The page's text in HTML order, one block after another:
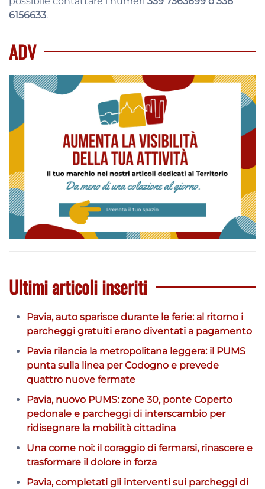
6156633.
ADV
Ultimi articoli inseriti
Pavia, auto sparisce durante le ferie: al ritorno i
parcheggi gratuiti erano diventati a pagamento
Pavia rilancia la metropolitana leggera: il PUMS
punta sulla linea per Codogno e prevede
quattro nuove fermate
Pavia, nuovo PUMS: zone 30, ponte Coperto
pedonale e parcheggi di interscambio per
ridisegnare la mobilità cittadina
Una come noi: il coraggio di fermarsi, rinascere e
trasformare il dolore in forza
Pavia, completati gli interventi sui parcheggi di